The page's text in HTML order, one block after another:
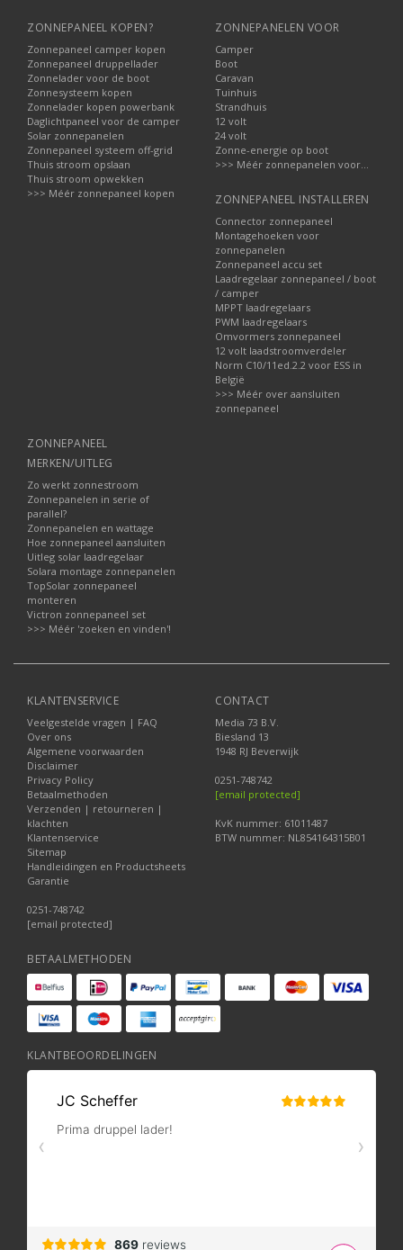
ZONNEPANEEL KOPEN?
Zonnepaneel camper kopen
Zonnepaneel druppellader
Zonnelader voor de boot
Zonnesysteem kopen
Zonnelader kopen powerbank
Daglichtpaneel voor de camper
Solar zonnepanelen
Zonnepaneel systeem off-grid
Thuis stroom opslaan
Thuis stroom opwekken
>>> Méér zonnepaneel kopen
ZONNEPANELEN VOOR
Camper
Boot
Caravan
Tuinhuis
Strandhuis
12 volt
24 volt
Zonne-energie op boot
>>> Méér zonnepanelen voor...
ZONNEPANEEL INSTALLEREN
Connector zonnepaneel
Montagehoeken voor
zonnepanelen
Zonnepaneel accu set
Laadregelaar zonnepaneel / boot
/ camper
MPPT laadregelaars
PWM laadregelaars
Omvormers zonnepaneel
12 volt laadstroomverdeler
Norm C10/11ed.2.2 voor ESS in
België
>>> Méér over aansluiten
zonnepaneel
ZONNEPANEEL
MERKEN/UITLEG
Zo werkt zonnestroom
Zonnepanelen in serie of
parallel?
Zonnepanelen en wattage
Hoe zonnepaneel aansluiten
Uitleg solar laadregelaar
Solara montage zonnepanelen
TopSolar zonnepaneel
monteren
Victron zonnepaneel set
>>> Méér 'zoeken en vinden'!
KLANTENSERVICE
Veelgestelde vragen | FAQ
Over ons
Algemene voorwaarden
Disclaimer
Privacy Policy
Betaalmethoden
Verzenden | retourneren |
klachten
Klantenservice
Sitemap
Handleidingen en Productsheets
Garantie
0251-748742
[email protected]
CONTACT
Media 73 B.V.
Biesland 13
1948 RJ Beverwijk
0251-748742
[email protected]
KvK nummer: 61011487
BTW nummer: NL854164315B01
BETAALMETHODEN
KLANTBEOORDELINGEN